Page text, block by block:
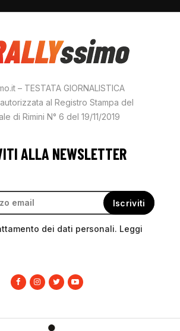
– TESTATA GIORNALISTICA
al Registro Stampa del
di Rimini N° 6 del 19/11/2019
ALLA NEWSLETTER
dei dati personali. Leggi